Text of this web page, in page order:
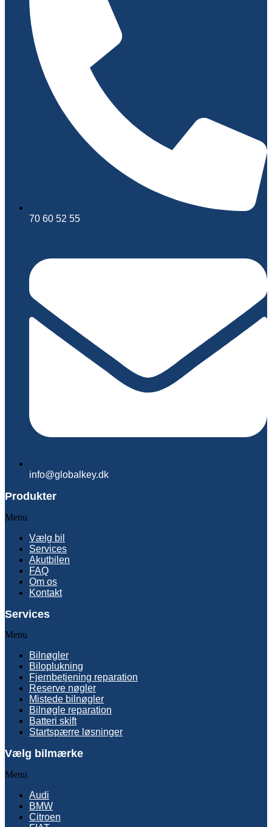
70 60 52 55
info@globalkey.dk
Produkter
Menu
Vælg bil
Services
Akutbilen
FAQ
Om os
Kontakt
Services
Menu
Bilnøgler
Biloplukning
Fjernbetjening reparation
Reserve nøgler
Mistede bilnøgler
Bilnøgle reparation
Batteri skift
Startspærre løsninger
Vælg bilmærke
Menu
Audi
BMW
Citroen